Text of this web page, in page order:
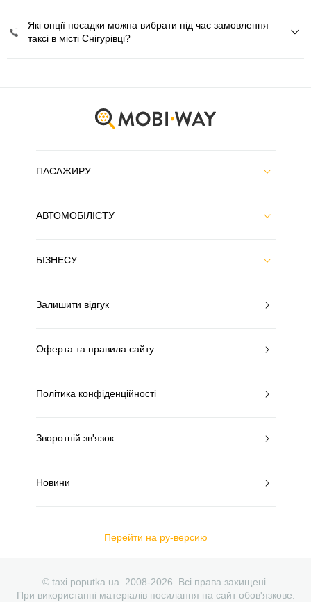
Які опції посадки можна вибрати під час замовлення
таксі в місті Снігурівці?
ПАСАЖИРУ
АВТОМОБІЛІСТУ
БІЗНЕСУ
Залишити відгук
Оферта та правила сайту
Політика конфіденційності
Зворотній зв'язок
Новини
Перейти на ру-версию
© taxi.poputka.ua. 2008-2026. Всі права захищені.
При використанні матеріалів посилання на сайт обов'язкове.